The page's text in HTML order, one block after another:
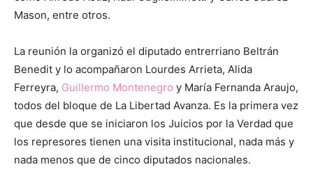
Mason, entre otros.
La reunión la organizó el diputado entrerriano Beltrán
Benedit y lo acompañaron Lourdes Arrieta, Alida
Ferreyra, Guillermo Montenegro y María Fernanda Araujo,
todos del bloque de La Libertad Avanza. Es la primera vez
que desde que se iniciaron los Juicios por la Verdad que
los represores tienen una visita institucional, nada más y
nada menos que de cinco diputados nacionales.